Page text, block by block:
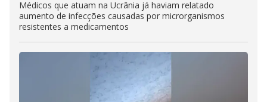
Médicos que atuam na Ucrânia já haviam relatado
aumento de infecções causadas por microrganismos
resistentes a medicamentos